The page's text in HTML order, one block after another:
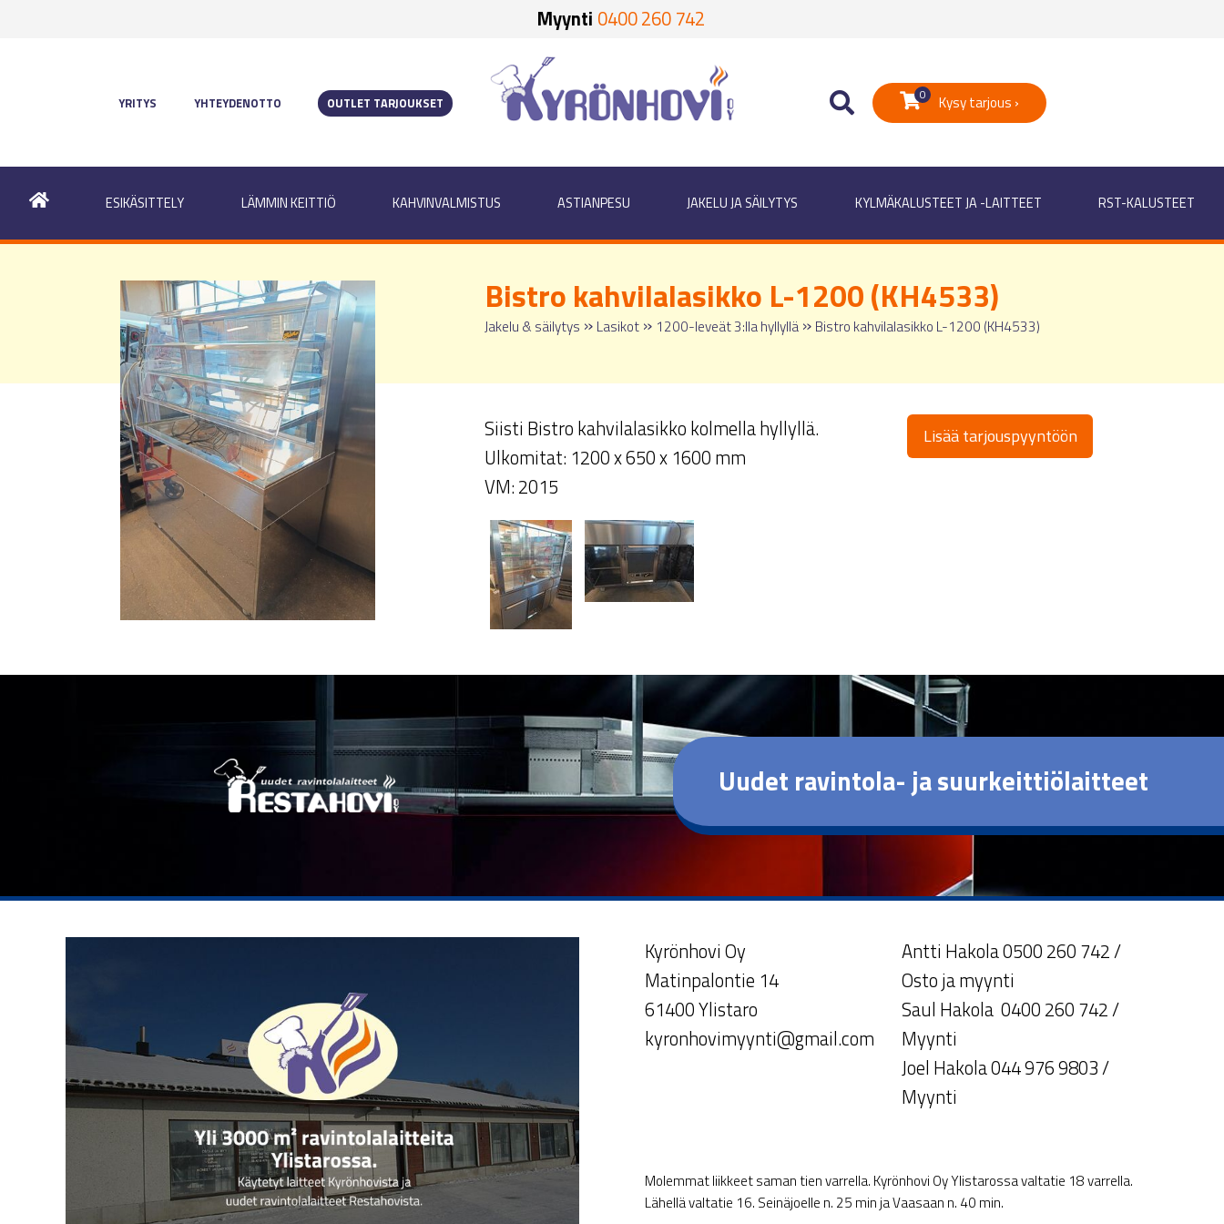
Myynti 0400 260 742
YRITYS YHTEYDENOTTO OUTLET TARJOUKSET
0 Kysy tarjous ›
ESIKÄSITTELY LÄMMIN KEITTIÖ KAHVINVALMISTUS ASTIANPESU JAKELU JA SÄILYTYS KYLMÄKALUSTEET JA -LAITTEET RST-KALUSTEET
Bistro kahvilalasikko L-1200 (KH4533)
Jakelu & säilytys » Lasikot » 1200-leveät 3:lla hyllyllä » Bistro kahvilalasikko L-1200 (KH4533)
Siisti Bistro kahvilalasikko kolmella hyllyllä.
Ulkomitat: 1200 x 650 x 1600 mm
VM: 2015
Lisää tarjouspyyntöön
Uudet ravintola- ja suurkeittiölaitteet
Kyrönhovi Oy
Matinpalontie 14
61400 Ylistaro
kyronhovimyynti@gmail.com
Antti Hakola 0500 260 742 /
Osto ja myynti
Saul Hakola 0400 260 742 /
Myynti
Joel Hakola 044 976 9803 /
Myynti
Molemmat liikkeet saman tien varrella. Kyrönhovi Oy Ylistarossa valtatie 18 varrella.
Lähellä valtatie 16. Seinäjoelle n. 25 min ja Vaasaan n. 40 min.